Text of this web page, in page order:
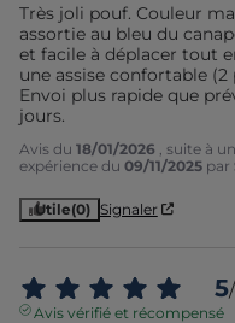
Très joli pouf. Couleur
assortie au bleu du
et facile à déplacer tout
une assise confortable (2
Envoi plus rapide que
jours.
Avis du 18/01/2026
, suite à
expérience du 09/11/2025 par
Utile(0) Signaler
5/
Avis vérifié et récompensé